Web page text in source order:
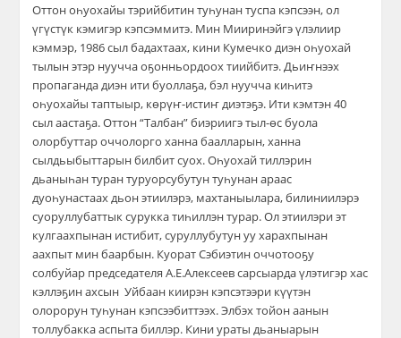
Оттон оһуохайы тэрийбитин туһунан туспа кэпсээн, ол
үгүстүк кэмигэр кэпсэммитэ. Мин Мииринэйгэ үлэлиир
кэммэр, 1986 сыл бадахтаах, кини Кумечко диэн оһуохай
тылын этэр нуучча оҕонньордоох тиийбитэ. Дьиҥнээх
пропаганда диэн ити буоллаҕа, бэл нуучча киһитэ
оһуохайы таптыыр, көрүҥ-истиҥ диэтэҕэ. Ити кэмтэн 40
сыл аастаҕа. Оттон “Талбан” биэриигэ тыл-өс буола
олорбуттар оччолорго ханна баалларын, ханна
сылдьыбыттарын билбит суох. Оһуохай тиллэрин
дьаныһан туран туруорсубутун туһунан араас
дуоһунастаах дьон этиилэрэ, махтаныылара, билиниилэрэ
суоруллубаттык сурукка тиһиллэн турар. Ол этиилэри эт
кулгаахпынан истибит, суруллубутун уу харахпынан
аахпыт мин баарбын. Куорат Сэбиэтин оччотооҕу
солбуйар председателя А.Е.Алексеев сарсыарда үлэтигэр хас
кэллэҕин ахсын Уйбаан киирэн кэпсэтээри күүтэн
олорорун туһунан кэпсээбиттээх. Элбэх тойон аанын
толлубакка аспыта биллэр. Кини ураты дьаныарын